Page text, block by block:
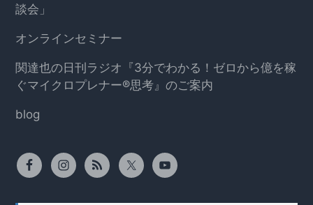
談会」
オンラインセミナー
関達也の日刊ラジオ『3分でわかる！ゼロから億を稼
ぐマイクロプレナー®思考』のご案内
blog